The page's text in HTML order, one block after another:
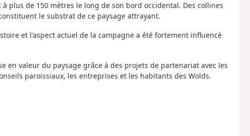
plus de 150 mètres le long de son bord occidental. Des collines
le substrat de ce paysage attrayant.
et l'aspect actuel de la campagne a été fortement influencé
en valeur du paysage grâce à des projets de partenariat avec les
paroissiaux, les entreprises et les habitants des Wolds.